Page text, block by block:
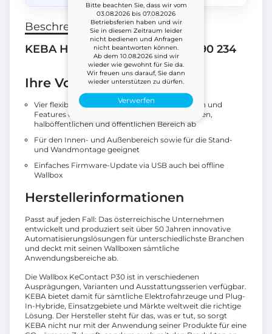
Bitte beachten Sie, dass wir vom
03.08.2026 bis 07.08.2026
Betriebsferien haben und wir
Sie in diesem Zeitraum leider
nicht bedienen und Anfragen
nicht beantworten können.
Ab dem 10.08.2026 sind wir
wieder wie gewohnt für Sie da.
Wir freuen uns darauf, Sie dann
wieder unterstützen zu dürfen.
Verwerfen
Beschreibung
KEBA Halterung für Ladekabel 90 234
Ihre Vorteile
Vier flexible Varianten mit zahlreichen Optionen und
Features decken alle Anforderungen im privaten,
halböffentlichen und öffentlichen Bereich ab
Für den Innen- und Außenbereich sowie für die Stand-
und Wandmontage geeignet
Einfaches Firmware-Update via USB auch bei offline
Wallbox
Herstellerinformationen
Passt auf jeden Fall: Das österreichische Unternehmen
entwickelt und produziert seit über 50 Jahren innovative
Automatisierungslösungen für unterschiedlichste Branchen
und deckt mit seinen Wallboxen sämtliche
Anwendungsbereiche ab.
Die Wallbox KeContact P30 ist in verschiedenen
Ausprägungen, Varianten und Ausstattungsserien verfügbar.
KEBA bietet damit für sämtliche Elektrofahrzeuge und Plug-
In-Hybride, Einsatzgebiete und Märkte weltweit die richtige
Lösung. Der Hersteller steht für das, was er tut, so sorgt
KEBA nicht nur mit der Anwendung seiner Produkte für eine